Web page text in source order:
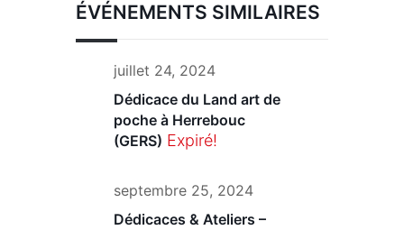
ÉVÉNEMENTS SIMILAIRES
juillet 24, 2024
Dédicace du Land art de
poche à Herrebouc
(GERS) Expiré!
septembre 25, 2024
Dédicaces & Ateliers –